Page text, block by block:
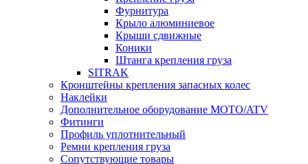
Фурнитура
Крыло алюминиевое
Крыши сдвижные
Коники
Штанга крепления груза
SITRAK
Кронштейны крепления запасных колес
Наклейки
Дополнительное оборудование MOTO/ATV
Фитинги
Профиль уплотнительный
Ремни крепления груза
Сопутствующие товары